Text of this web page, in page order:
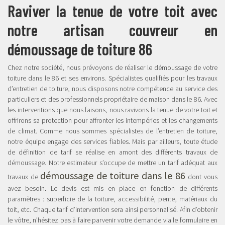
Raviver la tenue de votre toit avec
notre artisan couvreur en
démoussage de toiture 86
Chez notre société, nous prévoyons de réaliser le démoussage de votre
toiture dans le 86 et ses environs. Spécialistes qualifiés pour les travaux
d’entretien de toiture, nous disposons notre compétence au service des
particuliers et des professionnels propriétaire de maison dans le 86. Avec
les interventions que nous faisons, nous ravivons la tenue de votre toit et
offrirons sa protection pour affronter les intempéries et les changements
de climat. Comme nous sommes spécialistes de l’entretien de toiture,
notre équipe engage des services fiables. Mais par ailleurs, toute étude
de définition de tarif se réalise en amont des différents travaux de
démoussage. Notre estimateur s’occupe de mettre un tarif adéquat aux
travaux de démoussage de toiture dans le 86 dont vous
avez besoin. Le devis est mis en place en fonction de différents
paramètres : superficie de la toiture, accessibilité, pente, matériaux du
toit, etc. Chaque tarif d’intervention sera ainsi personnalisé. Afin d’obtenir
le vôtre, n’hésitez pas à faire parvenir votre demande via le formulaire en